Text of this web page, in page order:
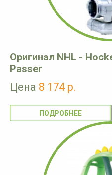
Оригинал NHL -
Passer
Цена 8 174 р.
ПОДРОБНЕЕ